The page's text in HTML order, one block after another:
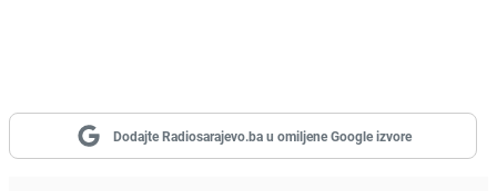
Dodajte Radiosarajevo.ba u omiljene Google izvore